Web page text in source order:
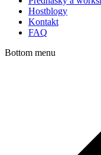
Hostblogy
Kontakt
FAQ
Bottom menu